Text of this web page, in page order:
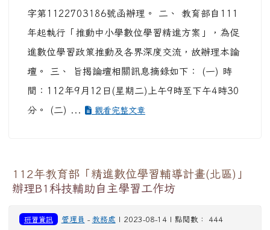
字第1122703186號函辦理。 二、 教育部自111
年起執行「推動中小學數位學習精進方案」，為促
進數位學習政策推動及各界深度交流，故辦理本論
壇。 三、 旨揭論壇相關訊息摘錄如下： (一) 時
間：112年9月12日(星期二)上午9時至下午4時30
分。 (二) ...
觀看完整文章
112年教育部「精進數位學習輔導計畫(北區)」
辦理B1科技輔助自主學習工作坊
研習資訊 管理員 - 教務處 | 2023-08-14 | 點閱數： 444